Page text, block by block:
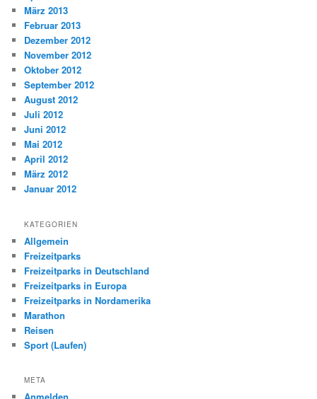
März 2013
Februar 2013
Dezember 2012
November 2012
Oktober 2012
September 2012
August 2012
Juli 2012
Juni 2012
Mai 2012
April 2012
März 2012
Januar 2012
KATEGORIEN
Allgemein
Freizeitparks
Freizeitparks in Deutschland
Freizeitparks in Europa
Freizeitparks in Nordamerika
Marathon
Reisen
Sport (Laufen)
META